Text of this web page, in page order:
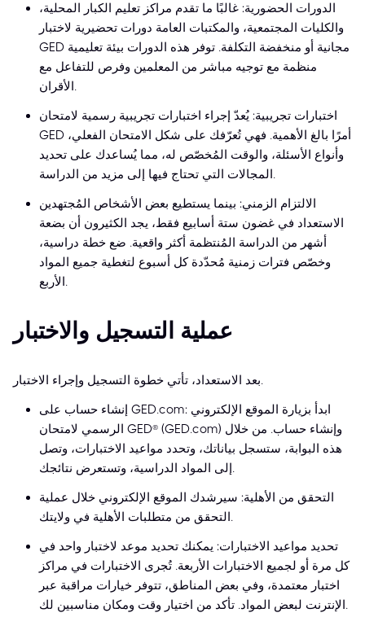
الدورات الحضورية: غالبًا ما تقدم مراكز تعليم الكبار المحلية،
والكليات المجتمعية، والمكتبات العامة دورات تحضيرية لاختبار
GED مجانية أو منخفضة التكلفة. توفر هذه الدورات بيئة تعليمية
منظمة مع توجيه مباشر من المعلمين وفرص للتفاعل مع
الأقران.
اختبارات تجريبية: يُعدّ إجراء اختبارات تجريبية رسمية لامتحان
GED أمرًا بالغ الأهمية. فهي تُعرّفك على شكل الامتحان الفعلي،
وأنواع الأسئلة، والوقت المُخصّص له، مما يُساعدك على تحديد
المجالات التي تحتاج فيها إلى مزيد من الدراسة.
الالتزام الزمني: بينما يستطيع بعض الأشخاص المُجتهدين
الاستعداد في غضون ستة أسابيع فقط، يجد الكثيرون أن بضعة
أشهر من الدراسة المُنتظمة أكثر واقعية. ضع خطة دراسية،
وخصّص فترات زمنية مُحدّدة كل أسبوع لتغطية جميع المواد
الأربع.
عملية التسجيل والاختبار
بعد الاستعداد، تأتي خطوة التسجيل وإجراء الاختبار.
إنشاء حساب على GED.com: ابدأ بزيارة الموقع الإلكتروني
الرسمي لامتحان GED® (GED.com) وإنشاء حساب. من خلال
هذه البوابة، ستسجل بياناتك، وتحدد مواعيد الاختبارات، وتصل
إلى المواد الدراسية، وتستعرض نتائجك.
التحقق من الأهلية: سيرشدك الموقع الإلكتروني خلال عملية
التحقق من متطلبات الأهلية في ولايتك.
تحديد مواعيد الاختبارات: يمكنك تحديد موعد لاختبار واحد في
كل مرة أو لجميع الاختبارات الأربعة. تُجرى الاختبارات في مراكز
اختبار معتمدة، وفي بعض المناطق، تتوفر خيارات مراقبة عبر
الإنترنت لبعض المواد. تأكد من اختيار وقت ومكان مناسبين لك.